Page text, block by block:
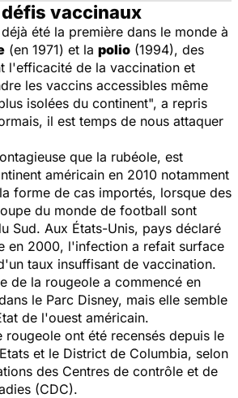
vaccinaux
été la première dans le monde à
(en 1971) et la polio (1994), des
l'efficacité de la vaccination et
les vaccins accessibles même
isolées du continent", a repris
il est temps de nous attaquer
que la rubéole, est
américain en 2010 notamment
forme de cas importés, lorsque des
du monde de football sont
Sud. Aux États-Unis, pays déclaré
en 2000, l'infection a refait surface
taux insuffisant de vaccination.
de la rougeole a commencé en
le Parc Disney, mais elle semble
de l'ouest américain.
rougeole ont été recensés depuis le
et le District de Columbia, selon
des Centres de contrôle et de
(CDC).